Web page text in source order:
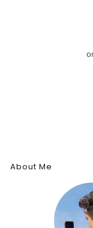
About Me